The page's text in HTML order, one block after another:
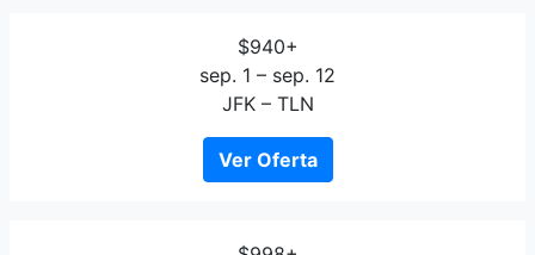
$940+
sep. 1 – sep. 12
JFK – TLN
Ver Oferta